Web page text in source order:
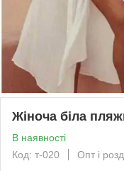
Жіноча біла
В наявності
Код: т-020
Опт і